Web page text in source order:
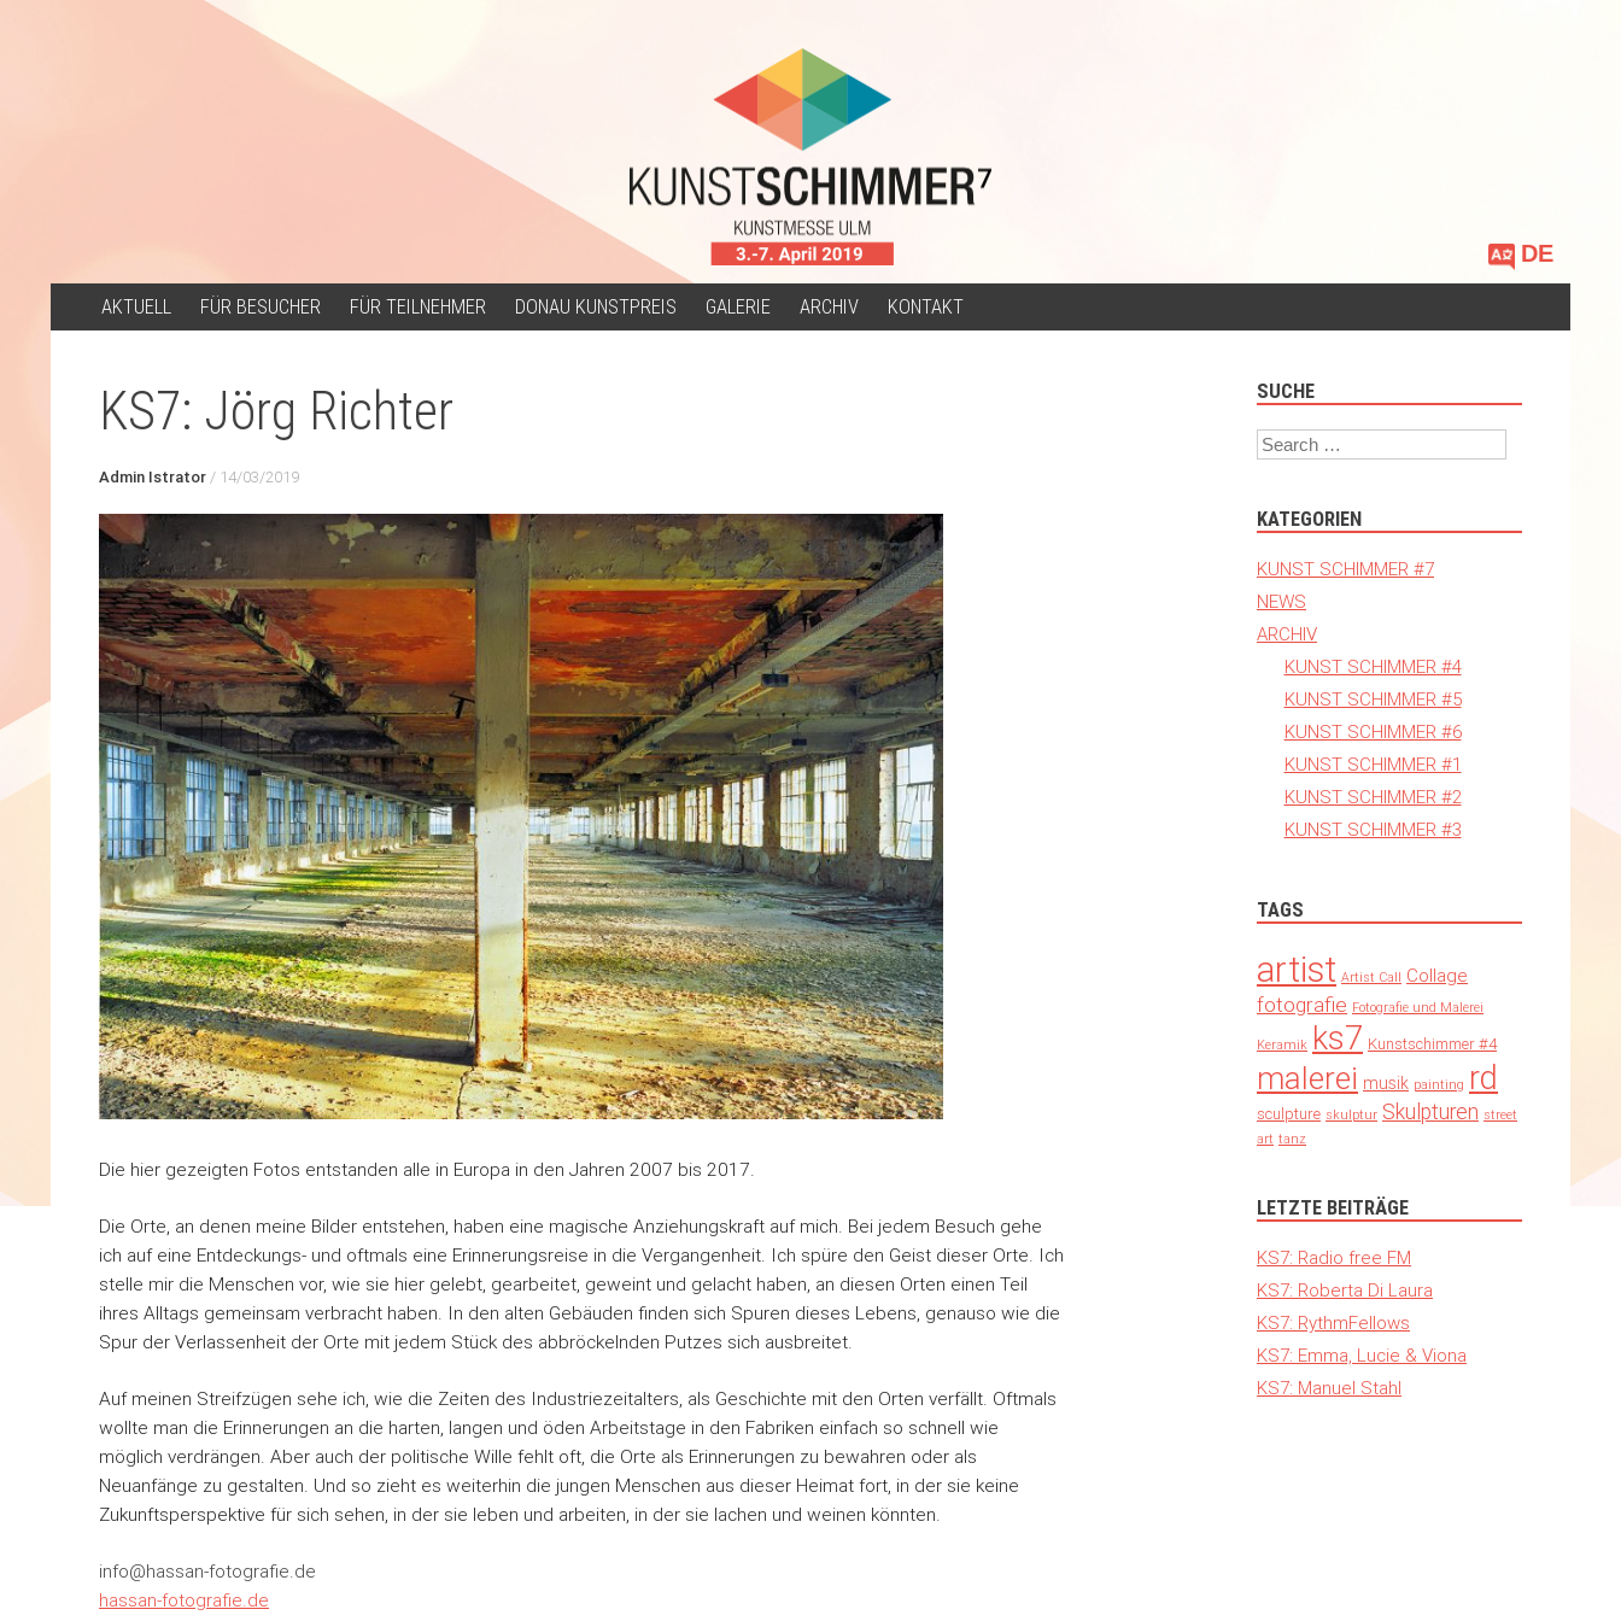
Sprache
auswählen
INHALT
AKTUELL FÜR BESUCHER FÜR TEILNEHMER DONAU KUNSTPREIS GALERIE ARCHIV KONTAKT
KS7: Jörg Richter
Admin Istrator / 14/03/2019
Die hier gezeigten Fotos entstanden alle in Europa in den Jahren 2007 bis 2017.
Die Orte, an denen meine Bilder entstehen, haben eine magische Anziehungskraft auf mich. Bei jedem Besuch gehe
ich auf eine Entdeckungs- und oftmals eine Erinnerungsreise in die Vergangenheit. Ich spüre den Geist dieser Orte. Ich
stelle mir die Menschen vor, wie sie hier gelebt, gearbeitet, geweint und gelacht haben, an diesen Orten einen Teil
ihres Alltags gemeinsam verbracht haben. In den alten Gebäuden finden sich Spuren dieses Lebens, genauso wie die
Spur der Verlassenheit der Orte mit jedem Stück des abbröckelnden Putzes sich ausbreitet.
Auf meinen Streifzügen sehe ich, wie die Zeiten des Industriezeitalters, als Geschichte mit den Orten verfällt. Oftmals
wollte man die Erinnerungen an die harten, langen und öden Arbeitstage in den Fabriken einfach so schnell wie
möglich verdrängen. Aber auch der politische Wille fehlt oft, die Orte als Erinnerungen zu bewahren oder als
Neuanfänge zu gestalten. Und so zieht es weiterhin die jungen Menschen aus dieser Heimat fort, in der sie keine
Zukunftsperspektive für sich sehen, in der sie leben und arbeiten, in der sie lachen und weinen könnten.
info@hassan-fotografie.de
hassan-fotografie.de
SUCHE
Search
KATEGORIEN
KUNST SCHIMMER #7
NEWS
ARCHIV
KUNST SCHIMMER #4
KUNST SCHIMMER #5
KUNST SCHIMMER #6
KUNST SCHIMMER #1
KUNST SCHIMMER #2
KUNST SCHIMMER #3
TAGS
artist Artist Call Collage
fotografie Fotografie und Malerei
Keramik ks7 Kunstschimmer #4
malerei musik painting rd
sculpture skulptur Skulpturen street
art tanz
LETZTE BEITRÄGE
KS7: Radio free FM
KS7: Roberta Di Laura
KS7: RythmFellows
KS7: Emma, Lucie & Viona
KS7: Manuel Stahl